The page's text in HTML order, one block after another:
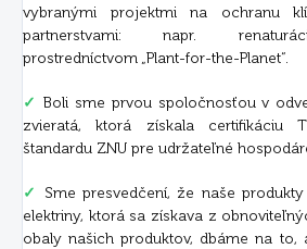
vybranými projektmi na ochranu
partnerstvami: napr.
prostredníctvom „Plant-for-the-Planet“.
✓ Boli sme prvou spoločnosťou v
zvieratá, ktorá získala certifikáciu
štandardu ZNU pre udržateľné
✓
Sme presvedčení, že naše
elektriny, ktorá sa získava z
obaly našich produktov, dbáme na to,